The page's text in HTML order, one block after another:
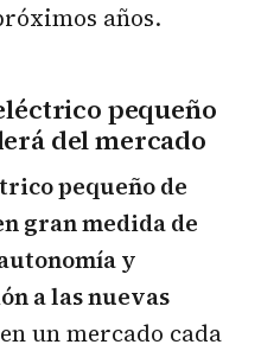
años.
pequeño
del mercado
pequeño de
gran medida de
y
a las nuevas
un mercado cada